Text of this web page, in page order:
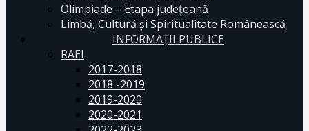
Olimpiade – Etapa judeţeană
Limbă, Cultură și Spiritualitate Românească
INFORMAŢII PUBLICE
RAEI
2017-2018
2018 -2019
2019-2020
2020-2021